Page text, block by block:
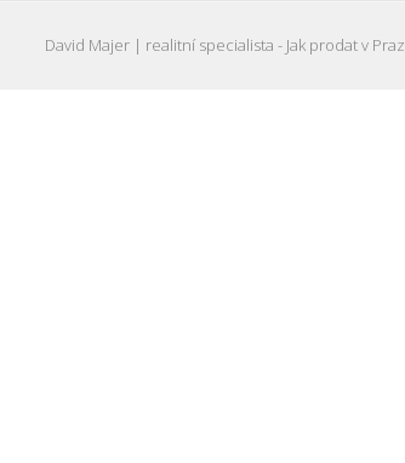
David Majer | realitní specialista - Jak prodat v